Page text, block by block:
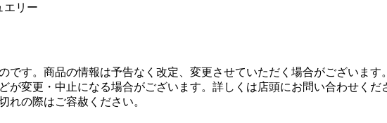
エリー
す。商品の情報は予告なく改定、変更させていただく場合がございます。
変更・中止になる場合がございます。詳しくは店頭にお問い合わせくだ
の際はご容赦ください。